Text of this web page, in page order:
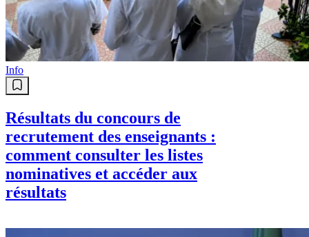
Info
Résultats du concours de
recrutement des enseignants :
comment consulter les listes
nominatives et accéder aux
résultats